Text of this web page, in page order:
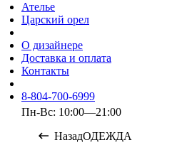
Ателье
Царский орел
О дизайнере
Доставка и оплата
Контакты
8-804-700-6999
Пн-Вс: 10:00—21:00
НазадОДЕЖДА